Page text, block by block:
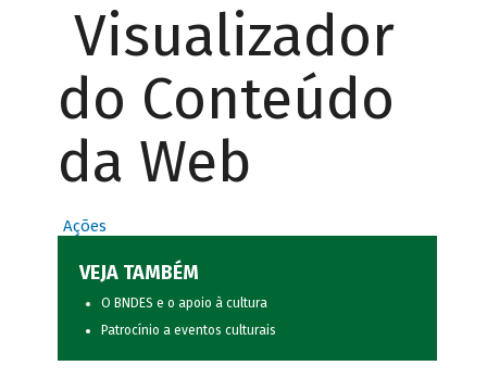
Visualizador
do Conteúdo
da Web
Ações
VEJA TAMBÉM
O BNDES e o apoio à cultura
Patrocínio a eventos culturais